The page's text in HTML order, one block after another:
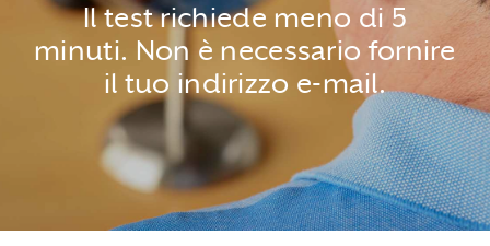
Il test richiede meno di 5
minuti. Non è necessario fornire
il tuo indirizzo e-mail.